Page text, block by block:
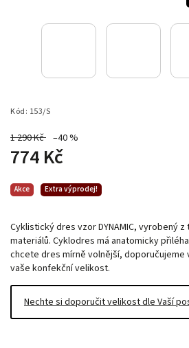
Kód: 153/S
1 290 Kč –40 %
774 Kč
Cyklistický dres vzor DYNAMIC, vyrobený
materiálů. Cyklodres má anatomicky
chcete dres mírně volnější,
vaše konfekční velikost.
Nechte si doporučit velikost dle Vaší
Akce Extra výprodej!